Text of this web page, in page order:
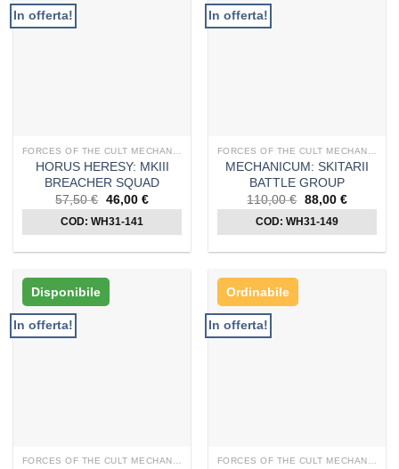
In offerta!
HORUS HERESY: MKIII
BREACHER SQUAD
57,50€ Il
prezzo
originale
era:
46,00 €Il
prezzo
è:
COD: WH31-141
In offerta!
MECHANICUM: SKITARII
BATTLE GROUP
110,00€ Il
prezzo
originale
era:
88,00 €Il
prezzo
è:
COD: WH31-149
Disponibile
In offerta!
FORCES OF THE CULT MECHANICUM
Ordinabile
In offerta!
FORCES OF THE CULT MECHANICUM